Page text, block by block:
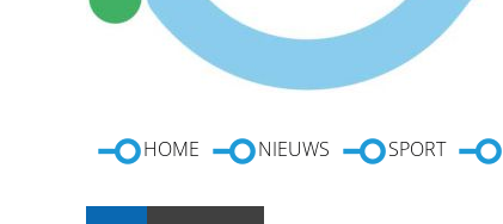
HOME NIEUWS SPORT